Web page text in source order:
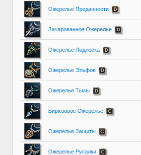
Ожерелье Преданности
Зачарованное Ожерелье
Ожерелье Подлеска
Ожерелье Эльфов
Ожерелье Тьмы
Бирюзовое Ожерелье
Ожерелье Защиты
Ожерелье Русалки